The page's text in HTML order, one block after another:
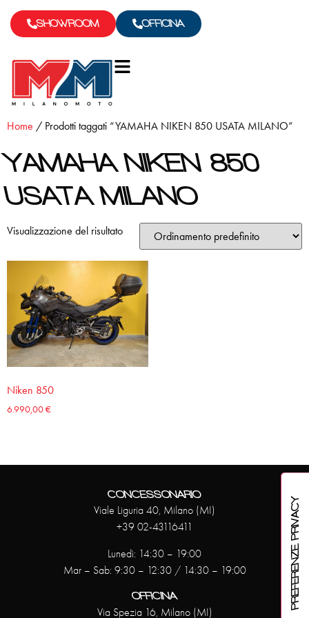
SHOWROOM OFFICINA
Home / Prodotti taggati “YAMAHA NIKEN 850 USATA MILANO”
YAMAHA NIKEN 850
USATA MILANO
Visualizzazione del risultato
Niken 850
6.990,00€
CONCESSONARIO
Viale Liguria 40, Milano (MI)
+39 02-43116411
Lunedì: 14:30 – 19:00
Mar – Sab: 9:30 – 12:30 / 14:30 – 19:00
OFFICINA
Via Spezia 16, Milano (MI)